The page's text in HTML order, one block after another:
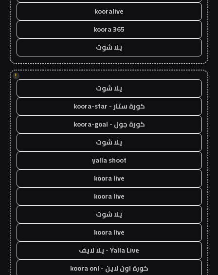
kooralive
koora 365
يلا شوت
!
يلا شوت
كورة ستار - koora-star
كورة جول - koora-goal
يلا شوت
yalla shoot
koora live
koora live
يلا شوت
koora live
Yalla Live - يلا لايف
كورة اون لاين - koora onl